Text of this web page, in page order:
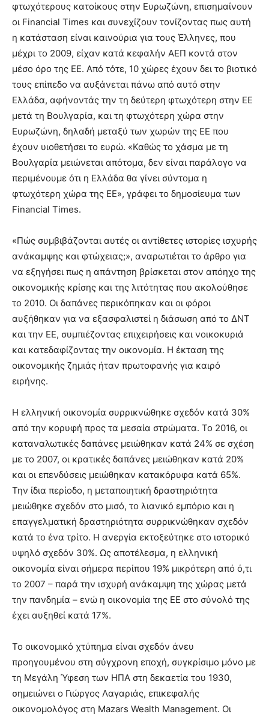
φτωχότερους κατοίκους στην Ευρωζώνη, επισημαίνουν
οι Financial Times και συνεχίζουν τονίζοντας πως αυτή
η κατάσταση είναι καινούρια για τους Έλληνες, που
μέχρι το 2009, είχαν κατά κεφαλήν ΑΕΠ κοντά στον
μέσο όρο της ΕΕ. Από τότε, 10 χώρες έχουν δει το βιοτικό
τους επίπεδο να αυξάνεται πάνω από αυτό στην
Ελλάδα, αφήνοντάς την τη δεύτερη φτωχότερη στην ΕΕ
μετά τη Βουλγαρία, και τη φτωχότερη χώρα στην
Ευρωζώνη, δηλαδή μεταξύ των χωρών της ΕΕ που
έχουν υιοθετήσει το ευρώ. «Καθώς το χάσμα με τη
Βουλγαρία μειώνεται απότομα, δεν είναι παράλογο να
περιμένουμε ότι η Ελλάδα θα γίνει σύντομα η
φτωχότερη χώρα της ΕΕ», γράφει το δημοσίευμα των
Financial Times.
«Πώς συμβιβάζονται αυτές οι αντίθετες ιστορίες ισχυρής
ανάκαμψης και φτώχειας;», αναρωτιέται το άρθρο για
να εξηγήσει πως η απάντηση βρίσκεται στον απόηχο της
οικονομικής κρίσης και της λιτότητας που ακολούθησε
το 2010. Οι δαπάνες περικόπηκαν και οι φόροι
αυξήθηκαν για να εξασφαλιστεί η διάσωση από το ΔΝΤ
και την ΕΕ, συμπιέζοντας επιχειρήσεις και νοικοκυριά
και κατεδαφίζοντας την οικονομία. Η έκταση της
οικονομικής ζημιάς ήταν πρωτοφανής για καιρό
ειρήνης.
Η ελληνική οικονομία συρρικνώθηκε σχεδόν κατά 30%
από την κορυφή προς τα μεσαία στρώματα. Το 2016, οι
καταναλωτικές δαπάνες μειώθηκαν κατά 24% σε σχέση
με το 2007, οι κρατικές δαπάνες μειώθηκαν κατά 20%
και οι επενδύσεις μειώθηκαν κατακόρυφα κατά 65%.
Την ίδια περίοδο, η μεταποιητική δραστηριότητα
μειώθηκε σχεδόν στο μισό, το λιανικό εμπόριο και η
επαγγελματική δραστηριότητα συρρικνώθηκαν σχεδόν
κατά το ένα τρίτο. Η ανεργία εκτοξεύτηκε στο ιστορικό
υψηλό σχεδόν 30%. Ως αποτέλεσμα, η ελληνική
οικονομία είναι σήμερα περίπου 19% μικρότερη από ό,τι
το 2007 – παρά την ισχυρή ανάκαμψη της χώρας μετά
την πανδημία – ενώ η οικονομία της ΕΕ στο σύνολό της
έχει αυξηθεί κατά 17%.
Το οικονομικό χτύπημα είναι σχεδόν άνευ
προηγουμένου στη σύγχρονη εποχή, συγκρίσιμο μόνο με
τη Μεγάλη Ύφεση των ΗΠΑ στη δεκαετία του 1930,
σημειώνει ο Γιώργος Λαγαριάς, επικεφαλής
οικονομολόγος στη Mazars Wealth Management. Οι